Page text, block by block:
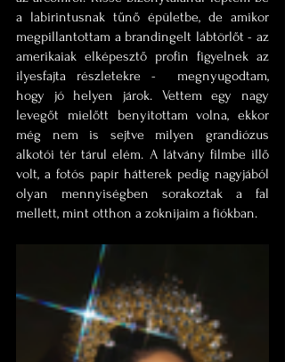
a labirintusnak tűnő épületbe, de amikor
megpillantottam a brandingelt lábtörlőt - az
amerikaiak elképesztő profin figyelnek az
ilyesfajta részletekre -  megnyugodtam,
hogy jó helyen járok. Vettem egy nagy
levegőt mielőtt benyitottam volna, ekkor
még nem is sejtve milyen grandiózus
alkotói tér tárul elém. A látvány filmbe illő
volt, a fotós papír hátterek pedig nagyjából
olyan mennyiségben sorakoztak a fal
mellett, mint otthon a zoknijaim a fiókban.